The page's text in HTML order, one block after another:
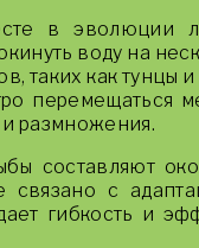
в эволюции
воду на
таких как тунцы
перемещаться
размножения.
составляют
связано с
гибкость и